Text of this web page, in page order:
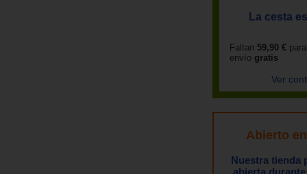
La cesta
Faltan 59,90 €
envío gratis
Ver
Abierto
Nuestra tienda
abierta